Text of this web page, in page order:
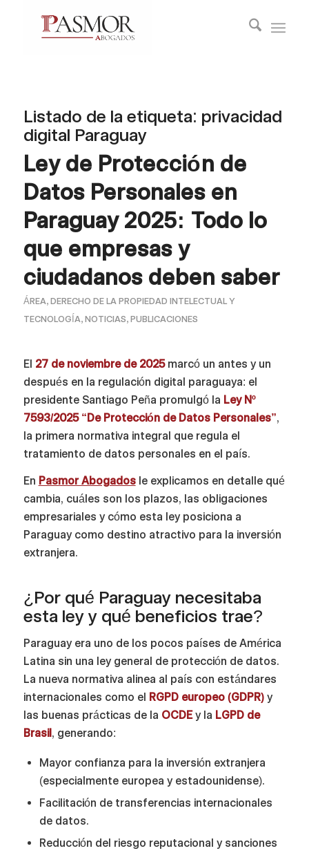
Listado de la etiqueta: privacidad
digital Paraguay
Ley de Protección de
Datos Personales en
Paraguay 2025: Todo lo
que empresas y
ciudadanos deben saber
ÁREA, DERECHO DE LA PROPIEDAD INTELECTUAL Y
TECNOLOGÍA, NOTICIAS, PUBLICACIONES
El 27 de noviembre de 2025marcó un antes y un
después en la regulación digital paraguaya: el
presidente Santiago Peña promulgó la Ley Nº
7593/2025 “De Protección de Datos Personales”,
la primera normativa integral que regula el
tratamiento de datos personales en el país.
En Pasmor Abogadosle explicamos en detalle qué
cambia, cuáles son los plazos, las obligaciones
empresariales y cómo esta ley posiciona a
Paraguay como destino atractivo para la inversión
extranjera.
¿Por qué Paraguay necesitaba
esta ley y qué beneficios trae?
Paraguay era uno de los pocos países de América
Latina sin una ley general de protección de datos.
La nueva normativa alinea al país con estándares
internacionales como el RGPD europeo (GDPR)y
las buenas prácticas de la OCDEy la LGPD de
Brasil , generando:
Mayor confianza para la inversión extranjera
(especialmente europea y estadounidense).
Facilitación de transferencias internacionales
de datos.
Reducción del riesgo reputacional y sanciones